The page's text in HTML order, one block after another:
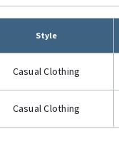
Style
Casual Clothing
Casual Clothing